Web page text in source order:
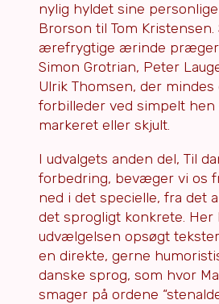
nylig hyldet sine
Brorson til Tom Kristensen.
ærefrygtige ærinde præger
Simon Grotrian, Peter
Ulrik Thomsen, der
forbilleder ved simpelt hen
markeret eller skjult.
I udvalgets anden del, Til
forbedring, bevæger vi os
ned i det specielle, fra det
det sprogligt konkrete. Her
udvælgelsen opsøgt
en direkte, gerne
danske sprog, som hvor
smager på ordene